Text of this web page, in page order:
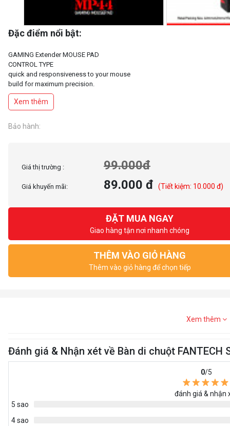
Đặc điểm nổi bật:
GAMING Extender MOUSE PAD
CONTROL TYPE
quick and responsiveness to your mouse
build for maximum precision.
Anti- slip Rubber Base
Material Rubber
Size: 44cmx35cmx4mm
Materials FABRIC + RUBBER BASE
Xem thêm
Bảo hành:
Giá thị trường : 99.000đ
Giá khuyến mãi: 89.000 đ (Tiết kiệm: 10.000 đ)
ĐẶT MUA NGAY
Giao hàng tận nơi nhanh chóng
THÊM VÀO GIỎ HÀNG
Thêm vào giỏ hàng để chọn tiếp
Xem thêm
Đánh giá & Nhận xét về Bàn di chuột FANTECH
0/5
đánh giá & nhận
5 sao
4 sao